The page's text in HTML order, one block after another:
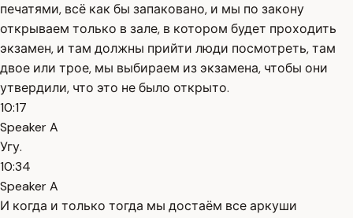
печатями, всё как бы запаковано, и мы по закону
открываем только в зале, в котором будет проходить
экзамен, и там должны прийти люди посмотреть, там
двое или трое, мы выбираем из экзамена, чтобы они
утвердили, что это не было открыто.
10:17
Speaker A
Угу.
10:34
Speaker A
И когда и только тогда мы достаём все аркуши